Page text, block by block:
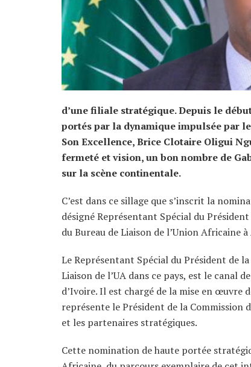
d’une filiale stratégique. Depuis le
portés par la dynamique impulsée par
Son Excellence, Brice Clotaire Oligui
fermeté et vision, un bon nombre de
sur la scène continentale.
C’est dans ce sillage que s’inscrit la
désigné Représentant Spécial du
du Bureau de Liaison de l’Union Africaine
Le Représentant Spécial du Président de
Liaison de l’UA dans ce pays, est le canal
d’Ivoire. Il est chargé de la mise en œuvre
représente le Président de la
et les partenaires stratégiques.
Cette nomination de haute portée